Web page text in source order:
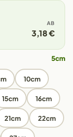
AB
3,18 €
5cm
10cm
15cm 16cm
21cm 22cm